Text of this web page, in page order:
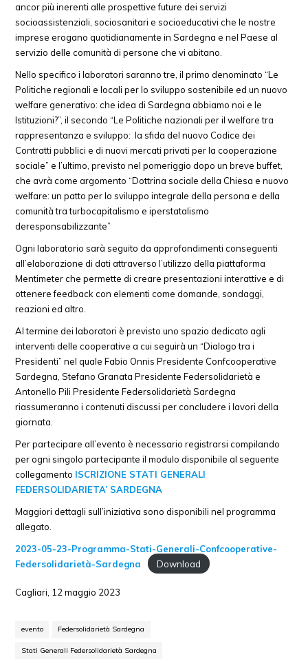
ancor più inerenti alle prospettive future dei servizi
socioassistenziali, sociosanitari e socioeducativi che le nostre
imprese erogano quotidianamente in Sardegna e nel Paese al
servizio delle comunità di persone che vi abitano.
Nello specifico i laboratori saranno tre, il primo denominato “Le
Politiche regionali e locali per lo sviluppo sostenibile ed un nuovo
welfare generativo: che idea di Sardegna abbiamo noi e le
Istituzioni?”, il secondo “Le Politiche nazionali per il welfare tra
rappresentanza e sviluppo: la sfida del nuovo Codice dei
Contratti pubblici e di nuovi mercati privati per la cooperazione
sociale” e l’ultimo, previsto nel pomeriggio dopo un breve buffet,
che avrà come argomento “Dottrina sociale della Chiesa e nuovo
welfare: un patto per lo sviluppo integrale della persona e della
comunità tra turbocapitalismo e iperstatalismo
deresponsabilizzante”
Ogni laboratorio sarà seguito da approfondimenti conseguenti
all’elaborazione di dati attraverso l’utilizzo della piattaforma
Mentimeter che permette di creare presentazioni interattive e di
ottenere feedback con elementi come domande, sondaggi,
reazioni ed altro.
Al termine dei laboratori è previsto uno spazio dedicato agli
interventi delle cooperative a cui seguirà un “Dialogo tra i
Presidenti” nel quale Fabio Onnis Presidente Confcooperative
Sardegna, Stefano Granata Presidente Federsolidarietà e
Antonello Pili Presidente Federsolidarietà Sardegna
riassumeranno i contenuti discussi per concludere i lavori della
giornata.
Per partecipare all’evento è necessario registrarsi compilando
per ogni singolo partecipante il modulo disponibile al seguente
collegamento ISCRIZIONE STATI GENERALI
FEDERSOLIDARIETA’ SARDEGNA
Maggiori dettagli sull’iniziativa sono disponibili nel programma
allegato.
2023-05-23-Programma-Stati-Generali-Confcooperative-
Federsolidarietà-Sardegna
Download
Cagliari, 12 maggio 2023
evento Federsolidarietà Sardegna
Stati Generali Federsolidarietà Sardegna